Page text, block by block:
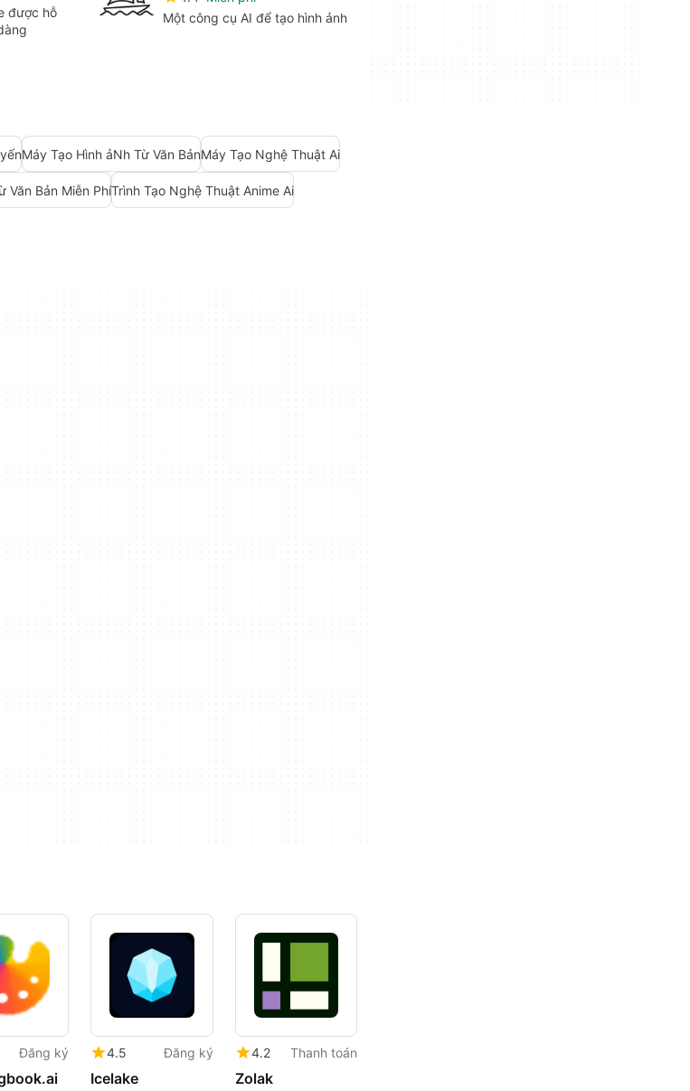
được hỗ
Một công cụ AI để tạo hình ảnh
Máy Tạo Hình ảNh Từ Văn BảnMáy Tạo Nghệ Thuật Ai
Văn Bản Miễn PhíTrình Tạo Nghệ Thuật Anime Ai
Đăng ký 4.5 Đăng ký
Icelake
4.2 Thanh toán
Zolak